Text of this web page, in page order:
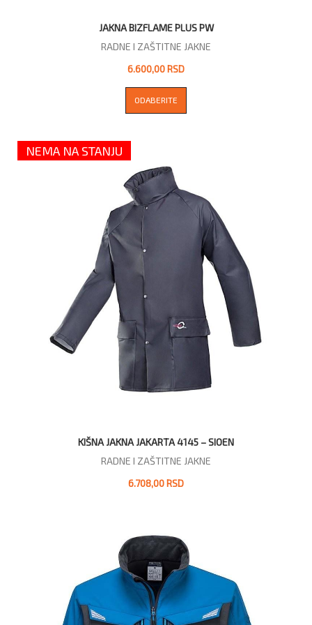
JAKNA BIZFLAME PLUS PW
RADNE I ZAŠTITNE JAKNE
6.600,00 RSD
ODABERITE
NEMA NA STANJU
KIŠNA JAKNA JAKARTA 4145 – SIOEN
RADNE I ZAŠTITNE JAKNE
6.708,00 RSD